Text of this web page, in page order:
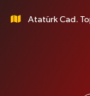
Atatürk Cad.